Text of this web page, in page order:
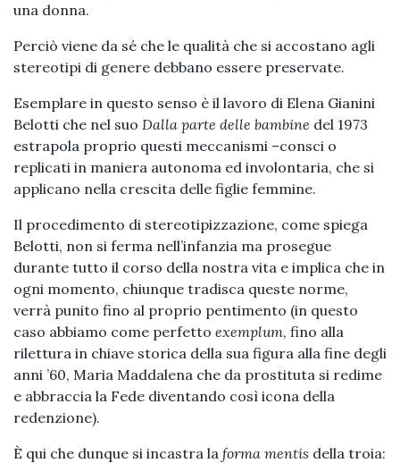
una donna.
Perciò viene da sé che le qualità che si accostano agli
stereotipi di genere debbano essere preservate.
Esemplare in questo senso è il lavoro di Elena Gianini
Belotti che nel suo Dalla parte delle bambine del 1973
estrapola proprio questi meccanismi –consci o
replicati in maniera autonoma ed involontaria, che si
applicano nella crescita delle figlie femmine.
Il procedimento di stereotipizzazione, come spiega
Belotti, non si ferma nell’infanzia ma prosegue
durante tutto il corso della nostra vita e implica che in
ogni momento, chiunque tradisca queste norme,
verrà punito fino al proprio pentimento (in questo
caso abbiamo come perfetto exemplum, fino alla
rilettura in chiave storica della sua figura alla fine degli
anni ’60, Maria Maddalena che da prostituta si redime
e abbraccia la Fede diventando così icona della
redenzione).
È qui che dunque si incastra la forma mentis della troia: